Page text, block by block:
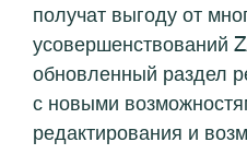
получат выгоду от
усовершенствований
обновленный раздел
с новыми
редактирования и